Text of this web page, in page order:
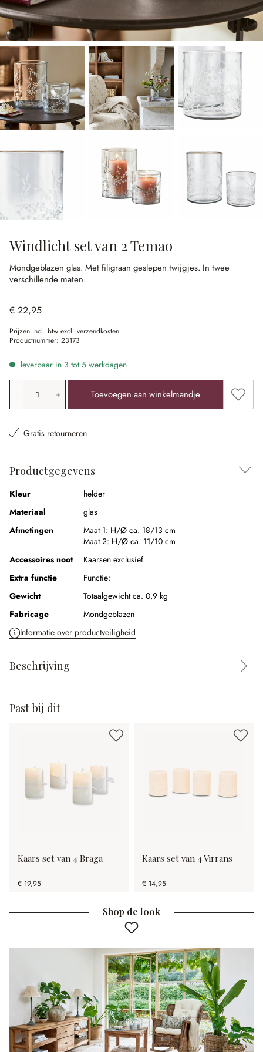
Windlicht set van 2 Temao
Mondgeblazen glas. Met filigraan geslepen twijgjes. In twee
verschillende maten.
€ 22,95
Prijzen incl. btw excl. verzendkosten
Productnummer: 23173
leverbaar in 3 tot 5 werkdagen
Producthoeveelheid: voer de gewenste waarde in of
Toevoegen aan winkelmandje
Gratis retourneren
Productgegevens
Kleur
helder
Materiaal
glas
Afmetingen
Maat 1: H/Ø ca. 18/13 cm
Maat 2: H/Ø ca. 11/10 cm
Accessoires noot
Kaarsen exclusief
Extra functie
Functie:
Gewicht
Totaalgewicht ca. 0,9 kg
Fabricage
Mondgeblazen
Informatie over productveiligheid
Beschrijving
Past bij dit
Kaars set van 4 Braga
€ 19,95
Kaars set van 4 Virrans
€ 14,95
Shop de look